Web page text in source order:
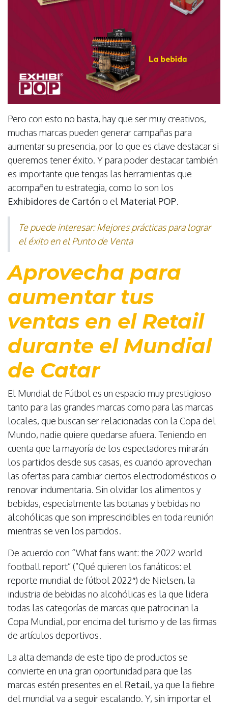
Pero con esto no basta, hay que ser muy creativos,
muchas marcas pueden generar campañas para
aumentar su presencia, por lo que es clave destacar si
queremos tener éxito. Y para poder destacar también
es importante que tengas las herramientas que
acompañen tu estrategia, como lo son los
Exhibidores de Cartón o el Material POP.
Te puede interesar: Mejores prácticas para lograr
el éxito en el Punto de Venta
Aprovecha para
aumentar tus
ventas en el Retail
durante el Mundial
de Catar
El Mundial de Fútbol es un espacio muy prestigioso
tanto para las grandes marcas como para las marcas
locales, que buscan ser relacionadas con la Copa del
Mundo, nadie quiere quedarse afuera. Teniendo en
cuenta que la mayoría de los espectadores mirarán
los partidos desde sus casas, es cuando aprovechan
las ofertas para cambiar ciertos electrodomésticos o
renovar indumentaria. Sin olvidar los alimentos y
bebidas, especialmente las botanas y bebidas no
alcohólicas que son imprescindibles en toda reunión
mientras se ven los partidos.
De acuerdo con “What fans want: the 2022 world
football report” (”Qué quieren los fanáticos: el
reporte mundial de fútbol 2022″) de Nielsen, la
industria de bebidas no alcohólicas es la que lidera
todas las categorías de marcas que patrocinan la
Copa Mundial, por encima del turismo y de las firmas
de artículos deportivos.
La alta demanda de este tipo de productos se
convierte en una gran oportunidad para que las
marcas estén presentes en el Retail, ya que la fiebre
del mundial va a seguir escalando. Y, sin importar el